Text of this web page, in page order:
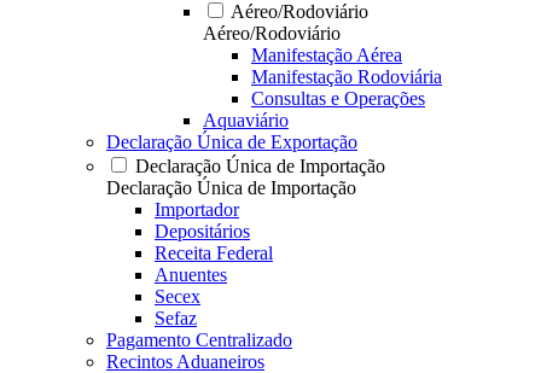
Aéreo/Rodoviário
Aéreo/Rodoviário
Manifestação Aérea
Manifestação Rodoviária
Consultas e Operações
Aquaviário
Declaração Única de Exportação
Declaração Única de Importação
Declaração Única de Importação
Importador
Depositários
Receita Federal
Anuentes
Secex
Sefaz
Pagamento Centralizado
Recintos Aduaneiros